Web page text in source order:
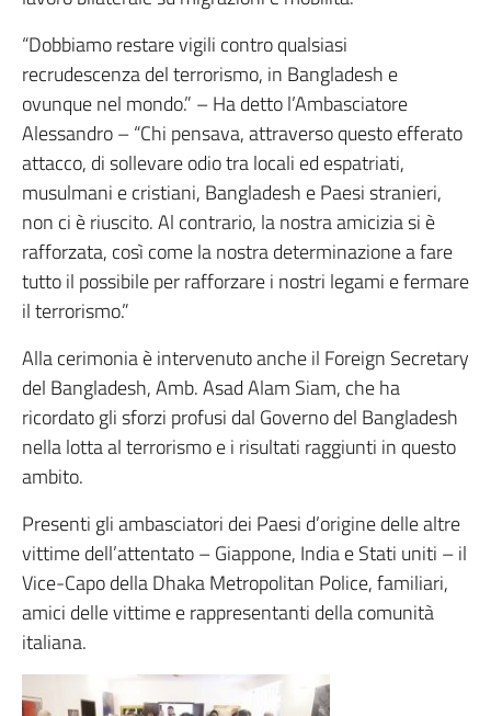
“Dobbiamo restare vigili contro qualsiasi
recrudescenza del terrorismo, in Bangladesh e
ovunque nel mondo.” – Ha detto l’Ambasciatore
Alessandro – “Chi pensava, attraverso questo efferato
attacco, di sollevare odio tra locali ed espatriati,
musulmani e cristiani, Bangladesh e Paesi stranieri,
non ci è riuscito. Al contrario, la nostra amicizia si è
rafforzata, così come la nostra determinazione a fare
tutto il possibile per rafforzare i nostri legami e fermare
il terrorismo.”
Alla cerimonia è intervenuto anche il Foreign Secretary
del Bangladesh, Amb. Asad Alam Siam, che ha
ricordato gli sforzi profusi dal Governo del Bangladesh
nella lotta al terrorismo e i risultati raggiunti in questo
ambito.
Presenti gli ambasciatori dei Paesi d’origine delle altre
vittime dell’attentato – Giappone, India e Stati uniti – il
Vice-Capo della Dhaka Metropolitan Police, familiari,
amici delle vittime e rappresentanti della comunità
italiana.